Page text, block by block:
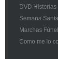
DVD
Semana
Marchas
Como me lo